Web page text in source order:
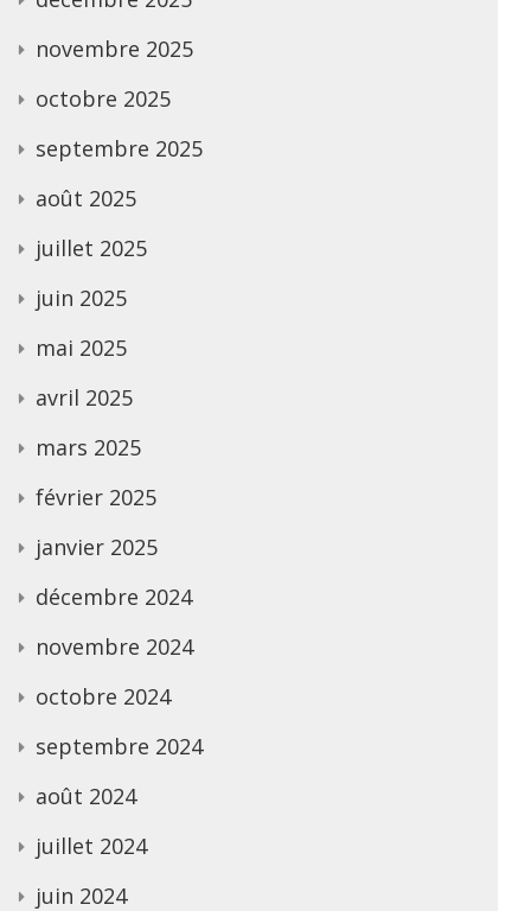
novembre 2025
octobre 2025
septembre 2025
août 2025
juillet 2025
juin 2025
mai 2025
avril 2025
mars 2025
février 2025
janvier 2025
décembre 2024
novembre 2024
octobre 2024
septembre 2024
août 2024
juillet 2024
juin 2024